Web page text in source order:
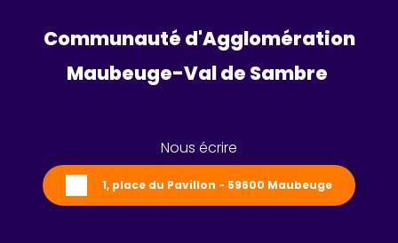
Communauté d'Agglomération
Maubeuge-Val de Sambre
Nous écrire
1, place du Pavillon - 59600 Maubeuge